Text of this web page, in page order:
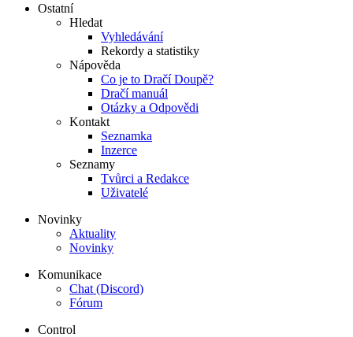
Ostatní
Hledat
Vyhledávání
Rekordy a statistiky
Nápověda
Co je to Dračí Doupě?
Dračí manuál
Otázky a Odpovědi
Kontakt
Seznamka
Inzerce
Seznamy
Tvůrci a Redakce
Uživatelé
Novinky
Aktuality
Novinky
Komunikace
Chat (Discord)
Fórum
Control